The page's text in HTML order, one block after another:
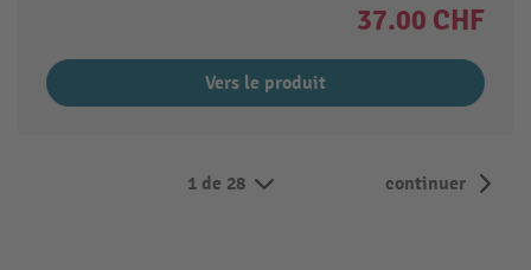
37.00 CHF
Vers le produit
1 de 28 continuer